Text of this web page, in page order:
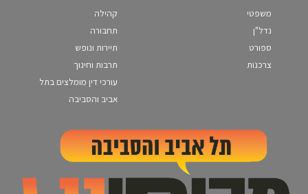
משפטי
נדל"ן
ספורט
צרכנות
קהילה
תחבורה
תיירות ונופש
תרבות וחינוך
עורכי דין מומלצים בתל
אביב והסביבה